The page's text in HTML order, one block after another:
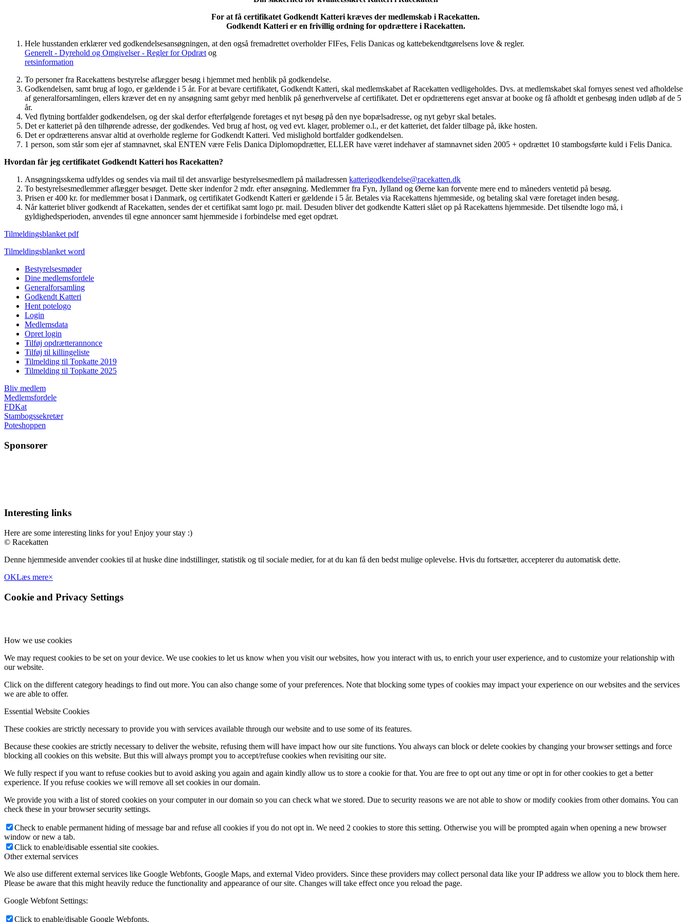
For at få certifikatet Godkendt Katteri kræves der medlemskab i Racekatten.
Godkendt Katteri er en frivillig ordning for opdrættere i Racekatten.
Hele husstanden erklærer ved godkendelsesansøgningen, at den også fremadrettet overholder FIFes, Felis Danicas og kattebekendtgørelsens love & regler.
Generelt - Dyrehold og Omgivelser - Regler for Opdræt og
retsinformation
To personer fra Racekattens bestyrelse aflægger besøg i hjemmet med henblik på godkendelse.
Godkendelsen, samt brug af logo, er gældende i 5 år. For at bevare certifikatet, Godkendt Katteri, skal medlemskabet af Racekatten vedligeholdes. Dvs. at medlemskabet skal fornyes senest ved afholdelse
af generalforsamlingen, ellers kræver det en ny ansøgning samt gebyr med henblik på generhvervelse af certifikatet. Det er opdrætterens eget ansvar at booke og få afholdt et genbesøg inden udløb af de 5
år.
Ved flytning bortfalder godkendelsen, og der skal derfor efterfølgende foretages et nyt besøg på den nye bopælsadresse, og nyt gebyr skal betales.
Det er katteriet på den tilhørende adresse, der godkendes. Ved brug af host, og ved evt. klager, problemer o.l., er det katteriet, det falder tilbage på, ikke hosten.
Det er opdrætterens ansvar altid at overholde reglerne for Godkendt Katteri. Ved mislighold bortfalder godkendelsen.
1 person, som står som ejer af stamnavnet, skal ENTEN være Felis Danica Diplomopdrætter, ELLER have været indehaver af stamnavnet siden 2005 + opdrættet 10 stambogsførte kuld i Felis Danica.
Hvordan får jeg certifikatet Godkendt Katteri hos Racekatten?
Ansøgningsskema udfyldes og sendes via mail til det ansvarlige bestyrelsesmedlem på mailadressen katterigodkendelse@racekatten.dk
To bestyrelsesmedlemmer aflægger besøget. Dette sker indenfor 2 mdr. efter ansøgning. Medlemmer fra Fyn, Jylland og Øerne kan forvente mere end to måneders ventetid på besøg.
Prisen er 400 kr. for medlemmer bosat i Danmark, og certifikatet Godkendt Katteri er gældende i 5 år. Betales via Racekattens hjemmeside, og betaling skal være foretaget inden besøg.
Når katteriet bliver godkendt af Racekatten, sendes der et certifikat samt logo pr. mail. Desuden bliver det godkendte Katteri slået op på Racekattens hjemmeside. Det tilsendte logo må, i
gyldighedsperioden, anvendes til egne annoncer samt hjemmeside i forbindelse med eget opdræt.
Tilmeldingsblanket pdf
Tilmeldingsblanket word
Bestyrelsesmøder
Dine medlemsfordele
Generalforsamling
Godkendt Katteri
Hent potelogo
Login
Medlemsdata
Opret login
Tilføj opdrætterannonce
Tilføj til killingeliste
Tilmelding til Topkatte 2019
Tilmelding til Topkatte 2025
Bliv medlem
Medlemsfordele
FDKat
Stambogssekretær
Poteshoppen
Sponsorer
Interesting links
Here are some interesting links for you! Enjoy your stay :)
© Racekatten
Denne hjemmeside anvender cookies til at huske dine indstillinger, statistik og til sociale medier, for at du kan få den bedst mulige oplevelse. Hvis du fortsætter, accepterer du automatisk dette.
OKLæs mere×
Cookie and Privacy Settings
How we use cookies
We may request cookies to be set on your device. We use cookies to let us know when you visit our websites, how you interact with us, to enrich your user experience, and to customize your relationship with
our website.
Click on the different category headings to find out more. You can also change some of your preferences. Note that blocking some types of cookies may impact your experience on our websites and the services
we are able to offer.
Essential Website Cookies
These cookies are strictly necessary to provide you with services available through our website and to use some of its features.
Because these cookies are strictly necessary to deliver the website, refusing them will have impact how our site functions. You always can block or delete cookies by changing your browser settings and force
blocking all cookies on this website. But this will always prompt you to accept/refuse cookies when revisiting our site.
We fully respect if you want to refuse cookies but to avoid asking you again and again kindly allow us to store a cookie for that. You are free to opt out any time or opt in for other cookies to get a better
experience. If you refuse cookies we will remove all set cookies in our domain.
We provide you with a list of stored cookies on your computer in our domain so you can check what we stored. Due to security reasons we are not able to show or modify cookies from other domains. You can
check these in your browser security settings.
Check to enable permanent hiding of message bar and refuse all cookies if you do not opt in. We need 2 cookies to store this setting. Otherwise you will be prompted again when opening a new browser
window or new a tab.
Click to enable/disable essential site cookies.
Other external services
We also use different external services like Google Webfonts, Google Maps, and external Video providers. Since these providers may collect personal data like your IP address we allow you to block them here.
Please be aware that this might heavily reduce the functionality and appearance of our site. Changes will take effect once you reload the page.
Google Webfont Settings:
Click to enable/disable Google Webfonts.